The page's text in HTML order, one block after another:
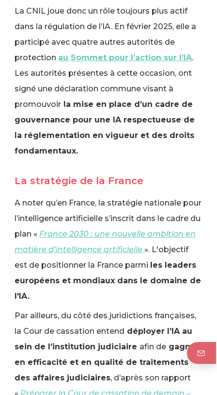
La CNIL joue donc un rôle toujours plus actif
dans la régulation de l’IA. En février 2025, elle a
participé avec quatre autres autorités de
protection au Sommet pour l’action sur l’IA.
Les autorités présentes à cette occasion, ont
signé une déclaration commune visant à
promouvoir la mise en place d’un cadre de
gouvernance pour une IA respectueuse de
la réglementation en vigueur et des droits
fondamentaux.
La stratégie de la France
A noter qu’en France, la stratégie nationale pour
l’intelligence artificielle s’inscrit dans le cadre du
plan « France 2030 : une nouvelle ambition en
matière d’intelligence artificielle ». L'objectif
est de positionner la France parmi les leaders
européens et mondiaux dans le domaine de
l'IA.
Par ailleurs, du côté des juridictions françaises,
la Cour de cassation entend déployer l’IA au
sein de l’institution judiciaire afin de gagner
en efficacité et en qualité de traitements
des affaires judiciaires, d’après son rapport
« Préparer la Cour de cassation de demain –